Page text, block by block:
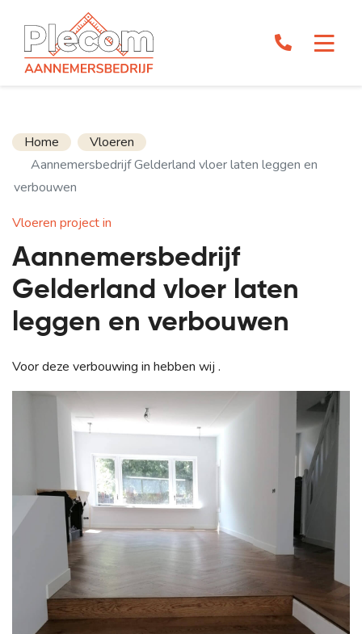
Home
Vloeren
Aannemersbedrijf Gelderland vloer laten leggen en
verbouwen
Vloeren project in
Aannemersbedrijf
Gelderland vloer laten
leggen en verbouwen
Voor deze verbouwing in hebben wij .